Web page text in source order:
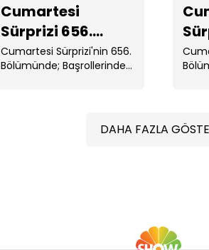
Cumartesi
Sürprizi 656.
Bölüm
Cumartesi Sürprizi'nin 656.
Bölümünde; Başrollerinde
DAHA FAZLA